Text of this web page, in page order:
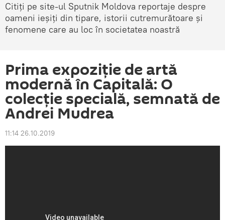
Citiți pe site-ul Sputnik Moldova reportaje despre
oameni ieșiți din tipare, istorii cutremurătoare și
fenomene care au loc în societatea noastră
Prima expoziție de artă
modernă în Capitală: O
colecție specială, semnată de
Andrei Mudrea
11:14 26.10.2019